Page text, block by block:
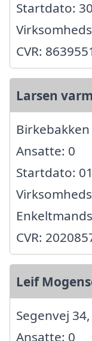
Startdato:
CVR:
Larsen
Ansatte: 0
Startdato:
CVR:
Leif
Segenvej
Ansatte: 0